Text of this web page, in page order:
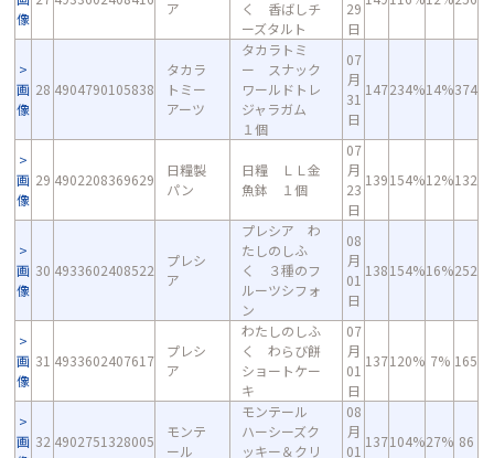
像
ア
く 香ばしチ
ーズタルト
29
日
画
像
28 4904790105838
タカラ
トミー
アーツ
タカラトミ
ー スナック
ワールドトレ
ジャラガム
１個
07
月
31
日
147234%14%374
画
像
29 4902208369629
日糧製
パン
日糧 ＬＬ金
魚鉢 １個
07
月
23
日
139154%12%132
画
像
30 4933602408522
プレシ
ア
プレシア わ
たしのしふ
く ３種のフ
ルーツシフォ
ン
08
月
01
日
138154%16%252
画
像
31 4933602407617
プレシ
ア
わたしのしふ
く わらび餅
ショートケー
キ
07
月
01
日
137120% 7% 165
画 32 4902751328005
モンテ
ール
モンテール
ハーシーズク
ッキー＆クリ
08
月
01
137104%27% 86